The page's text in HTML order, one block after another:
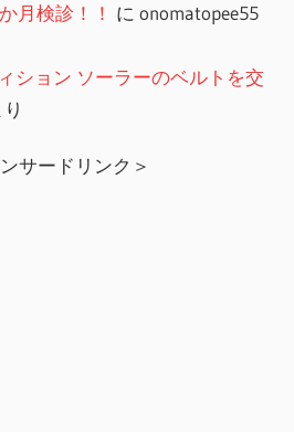
月検診！！ にonomatopee55
ション ソーラーのベルトを交
サードリンク＞